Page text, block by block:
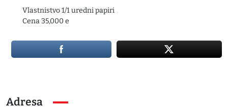
Vlastnistvo 1/1 uredni papiri
Cena 35,000 e
Adresa